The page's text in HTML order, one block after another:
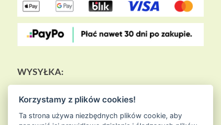
WYSYŁKA:
Korzystamy z plików cookies!
Ta strona używa niezbędnych plików cookie, aby